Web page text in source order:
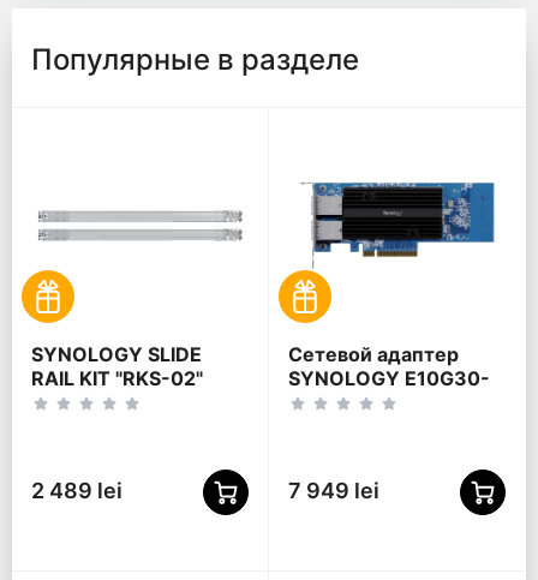
Популярные в разделе
SYNOLOGY SLIDE
RAIL KIT "RKS-02"
2 489 lei
Сетевой адаптер
SYNOLOGY E10G30-
F2 + дополнительная
7 949 lei